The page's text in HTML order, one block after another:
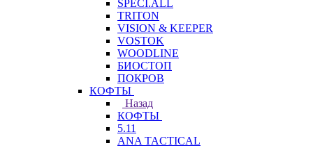
SPECI.ALL
TRITON
VISION & KEEPER
VOSTOK
WOODLINE
БИОСТОП
ПОКРОВ
КОФТЫ
Назад
КОФТЫ
5.11
ANA TACTICAL